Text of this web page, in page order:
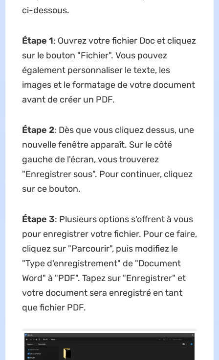
ci-dessous.
Étape 1: Ouvrez votre fichier Doc et cliquez
sur le bouton "Fichier". Vous pouvez
également personnaliser le texte, les
images et le formatage de votre document
avant de créer un PDF.
Étape 2: Dès que vous cliquez dessus, une
nouvelle fenêtre apparaît. Sur le côté
gauche de l'écran, vous trouverez
"Enregistrer sous". Pour continuer, cliquez
sur ce bouton.
Étape 3: Plusieurs options s'offrent à vous
pour enregistrer votre fichier. Pour ce faire,
cliquez sur "Parcourir", puis modifiez le
"Type d'enregistrement" de "Document
Word" à "PDF". Tapez sur "Enregistrer" et
votre document sera enregistré en tant
que fichier PDF.